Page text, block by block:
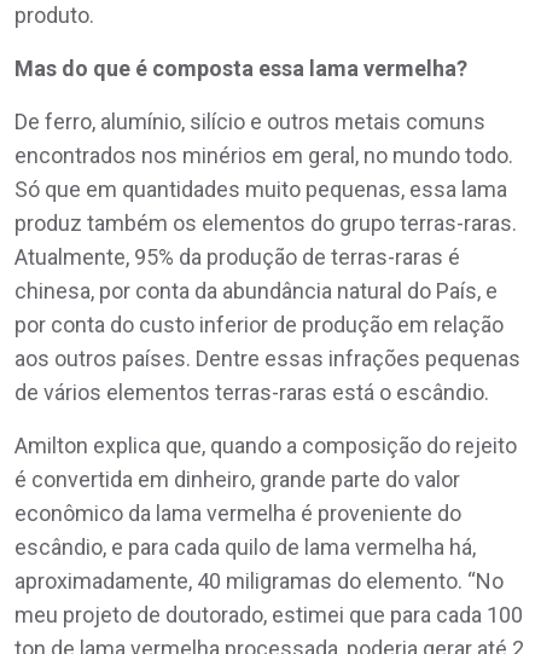
produto.
Mas do que é composta essa lama vermelha?
De ferro, alumínio, silício e outros metais comuns
encontrados nos minérios em geral, no mundo todo.
Só que em quantidades muito pequenas, essa lama
produz também os elementos do grupo terras-raras.
Atualmente, 95% da produção de terras-raras é
chinesa, por conta da abundância natural do País, e
por conta do custo inferior de produção em relação
aos outros países. Dentre essas infrações pequenas
de vários elementos terras-raras está o escândio.
Amilton explica que, quando a composição do rejeito
é convertida em dinheiro, grande parte do valor
econômico da lama vermelha é proveniente do
escândio, e para cada quilo de lama vermelha há,
aproximadamente, 40 miligramas do elemento. “No
meu projeto de doutorado, estimei que para cada 100
ton de lama vermelha processada, poderia gerar até 2